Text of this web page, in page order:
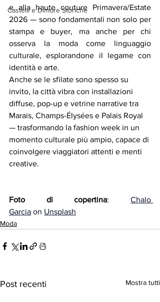
Castelli e Dimore Storiche
e alla haute couture Primavera/Estate
2026 — sono fondamentali non solo per
stampa e buyer, ma anche per chi
osserva la moda come linguaggio
culturale, esplorandone il legame con
identità e arte.
Anche se le sfilate sono spesso su
invito, la città vibra con installazioni
diffuse, pop-up e vetrine narrative tra
Marais, Champs-Élysées e Palais Royal
— trasformando la fashion week in un
momento culturale più ampio, capace di
coinvolgere viaggiatori attenti e menti
creative.
Foto di copertina: Chalo
Garcia on Unsplash
Moda
Post recenti Mostra tutti